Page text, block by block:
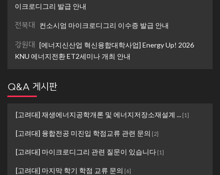
이크로디그리 발급 안내
전북대 컨소시엄 마이크로디그리 이수증 발급 안내
강원대 [에너지신산업 혁신융합대학사업] Energy Up! 2026
KNU 에너지전환 ET2세미나 개최 안내
Q&A 게시판
[고려대] 재생에너지공학개론 및 에너지저장소재설계 ... [1]
[고려대] 융합전공 미진입 학점교류 관련 문의 [2]
[고려대] 마이크로디그리 관련 질문이 있습니다 [1]
[고려대] 마지막 학기 학점 교류 문의 [6]